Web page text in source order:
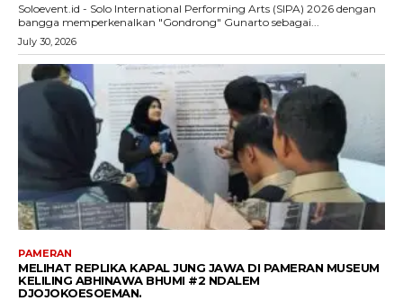
Soloevent.id - Solo International Performing Arts (SIPA) 2026 dengan
bangga memperkenalkan "Gondrong" Gunarto sebagai...
July 30, 2026
PAMERAN
MELIHAT REPLIKA KAPAL JUNG JAWA DI PAMERAN MUSEUM
KELILING ABHINAWA BHUMI #2 NDALEM
DJOJOKOESOEMAN.